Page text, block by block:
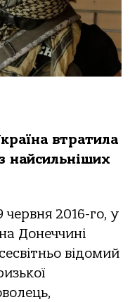
втратила
найсильніших
червня 2016-го, у
Донеччині
відомий